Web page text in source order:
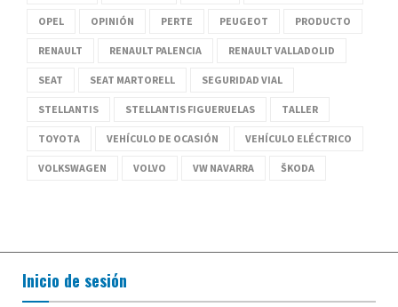
OPEL OPINIÓN PERTE PEUGEOT PRODUCTO
RENAULT RENAULT PALENCIA RENAULT VALLADOLID
SEAT SEAT MARTORELL SEGURIDAD VIAL
STELLANTIS STELLANTIS FIGUERUELAS TALLER
TOYOTA VEHÍCULO DE OCASIÓN VEHÍCULO ELÉCTRICO
VOLKSWAGEN VOLVO VW NAVARRA ŠKODA
Inicio de sesión